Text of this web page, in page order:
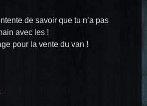
de savoir que tu n’a pas
avec les !
pour la vente du van !